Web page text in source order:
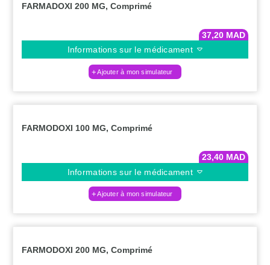
FARMADOXI 200 MG, Comprimé
37,20 MAD
Informations sur le médicament
Ajouter à mon simulateur
FARMODOXI 100 MG, Comprimé
23,40 MAD
Informations sur le médicament
Ajouter à mon simulateur
FARMODOXI 200 MG, Comprimé